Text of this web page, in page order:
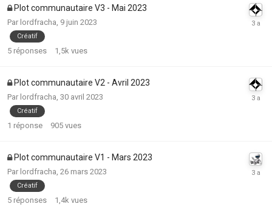
Plot communautaire V3 - Mai 2023
Par lordfracha 9 juin 2023
Créatif
5 réponses 1,5k vues
Plot communautaire V2 - Avril 2023
Par lordfracha 30 avril 2023
Créatif
1 réponse 905 vues
Plot communautaire V1 - Mars 2023
Par lordfracha, 26 mars 2023
Créatif
5 réponses 1,4k vues